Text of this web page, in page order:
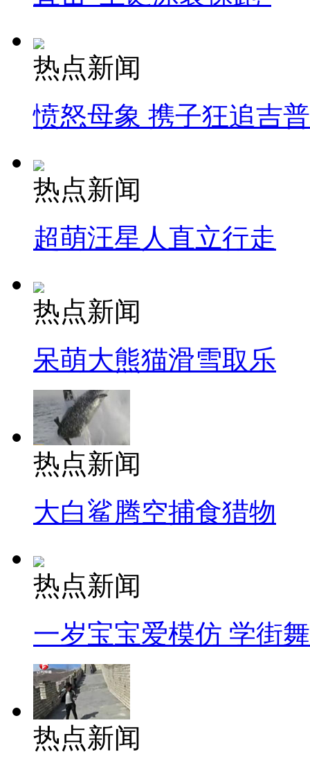
热点新闻
愤怒母象 携子狂追吉
热点新闻
超萌汪星人直立行走
热点新闻
呆萌大熊猫滑雪取乐
热点新闻
大白鲨腾空捕食猎物
热点新闻
一岁宝宝爱模仿 学街
热点新闻